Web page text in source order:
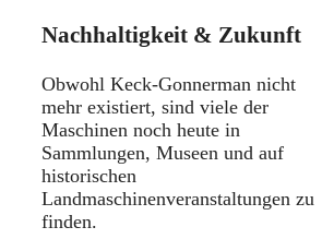
Nachhaltigkeit & Zukunft
Obwohl Keck-Gonnerman nicht
mehr existiert, sind viele der
Maschinen noch heute in
Sammlungen, Museen und auf
historischen
Landmaschinenveranstaltungen zu
finden.